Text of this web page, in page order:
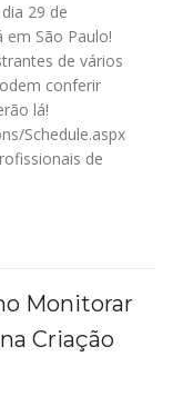
29 de
em São Paulo!
de vários
conferir
lá!
Schedule.aspx
de
Monitorar
Criação